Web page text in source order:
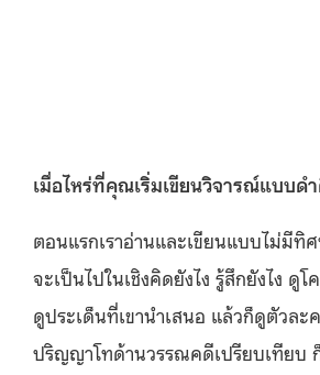
เมื่อไหร่ที่คุณเริ่มเขียนวิจารณ์แบบด
ตอนแรกเราอ่านและเขียนแบบไม่มีทิ
จะเป็นไปในเชิงคิดยังไง รู้สึกยังไง ดูโ
ดูประเด็นที่เขานำเสนอ แล้วก็ดูตัวละ
ปริญญาโทด้านวรรณคดีเปรียบเทียบ